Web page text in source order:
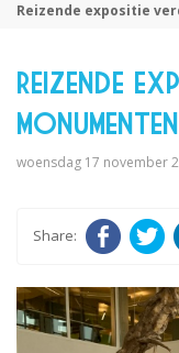
Reizende expositie
Reizende
monumenten
woensdag 17 november